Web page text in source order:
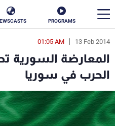
PROGRAMS
13 Feb 2014
01:05 AM
المعارضة السورية
الحرب في سوريا
en
الأخبار
سياسة
إقتصاد